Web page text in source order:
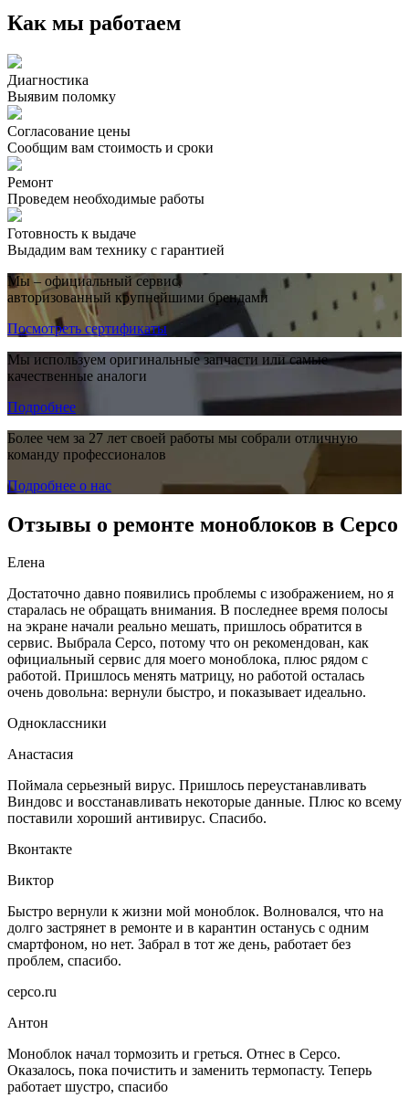
Как мы работаем
Диагностика
Выявим поломку
Согласование цены
Сообщим вам стоимость и сроки
Ремонт
Проведем необходимые работы
Готовность к выдаче
Выдадим вам технику с гарантией
Мы – официальный сервис,
авторизованный крупнейшими брендами
Посмотреть сертификаты
Мы используем оригинальные запчасти или самые
качественные аналоги
Подробнее
Более чем за 27 лет своей работы мы собрали отличную
команду профессионалов
Подробнее о нас
Отзывы о ремонте моноблоков в Серсо
Елена
Достаточно давно появились проблемы с изображением, но я
старалась не обращать внимания. В последнее время полосы
на экране начали реально мешать, пришлось обратится в
сервис. Выбрала Серсо, потому что он рекомендован, как
официальный сервис для моего моноблока, плюс рядом с
работой. Пришлось менять матрицу, но работой осталась
очень довольна: вернули быстро, и показывает идеально.
Одноклассники
Анастасия
Поймала серьезный вирус. Пришлось переустанавливать
Виндовс и восстанавливать некоторые данные. Плюс ко всему
поставили хороший антивирус. Спасибо.
Вконтакте
Виктор
Быстро вернули к жизни мой моноблок. Волновался, что на
долго застрянет в ремонте и в карантин останусь с одним
смартфоном, но нет. Забрал в тот же день, работает без
проблем, спасибо.
серсо.ru
Антон
Моноблок начал тормозить и греться. Отнес в Серсо.
Оказалось, пока почистить и заменить термопасту. Теперь
работает шустро, спасибо